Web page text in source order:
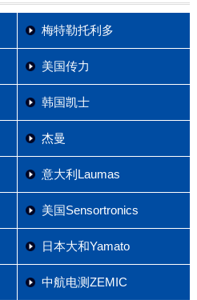
梅特勒托利多
美国传力
韩国凯士
杰曼
意大利Laumas
美国Sensortronics
日本大和Yamato
中航电测ZEMIC